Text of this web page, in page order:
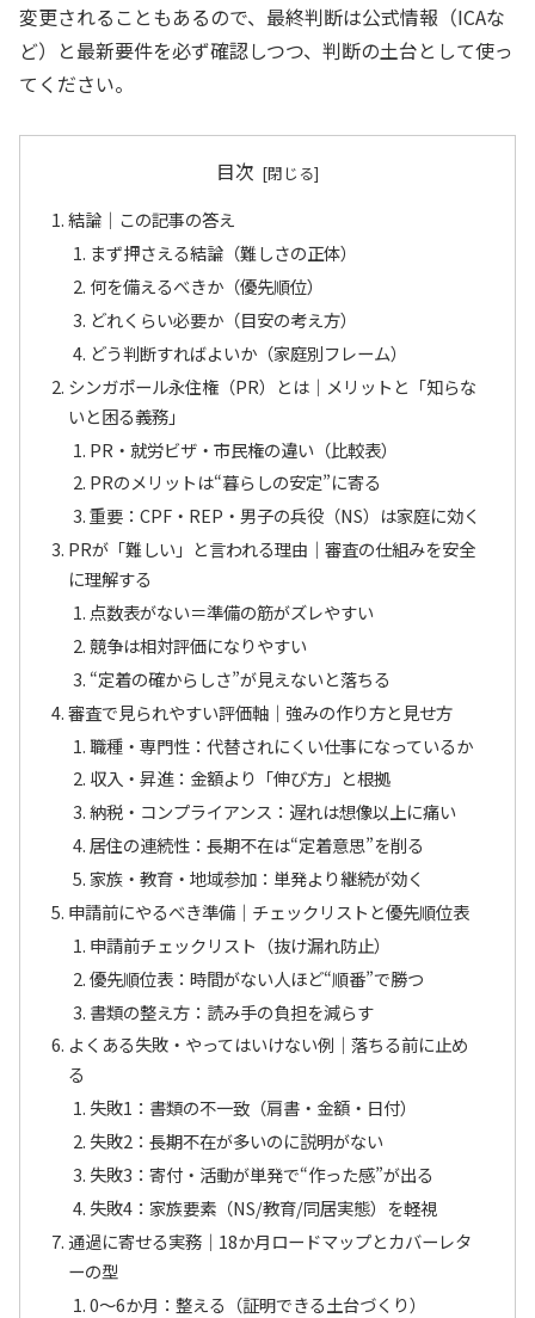
変更されることもあるので、最終判断は公式情報（ICAな
ど）と最新要件を必ず確認しつつ、判断の土台として使っ
てください。
目次
結論｜この記事の答え
まず押さえる結論（難しさの正体）
何を備えるべきか（優先順位）
どれくらい必要か（目安の考え方）
どう判断すればよいか（家庭別フレーム）
シンガポール永住権（PR）とは｜メリットと「知らな
いと困る義務」
PR・就労ビザ・市民権の違い（比較表）
PRのメリットは“暮らしの安定”に寄る
重要：CPF・REP・男子の兵役（NS）は家庭に効く
PRが「難しい」と言われる理由｜審査の仕組みを安全
に理解する
点数表がない＝準備の筋がズレやすい
競争は相対評価になりやすい
“定着の確からしさ”が見えないと落ちる
審査で見られやすい評価軸｜強みの作り方と見せ方
職種・専門性：代替されにくい仕事になっているか
収入・昇進：金額より「伸び方」と根拠
納税・コンプライアンス：遅れは想像以上に痛い
居住の連続性：長期不在は“定着意思”を削る
家族・教育・地域参加：単発より継続が効く
申請前にやるべき準備｜チェックリストと優先順位表
申請前チェックリスト（抜け漏れ防止）
優先順位表：時間がない人ほど“順番”で勝つ
書類の整え方：読み手の負担を減らす
よくある失敗・やってはいけない例｜落ちる前に止め
る
失敗1：書類の不一致（肩書・金額・日付）
失敗2：長期不在が多いのに説明がない
失敗3：寄付・活動が単発で“作った感”が出る
失敗4：家族要素（NS/教育/同居実態）を軽視
通過に寄せる実務｜18か月ロードマップとカバーレタ
ーの型
0〜6か月：整える（証明できる土台づくり）